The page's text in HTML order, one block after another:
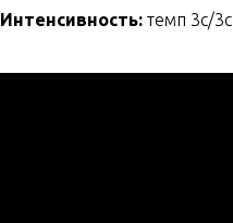
Интенсивность: темп 3с/3с